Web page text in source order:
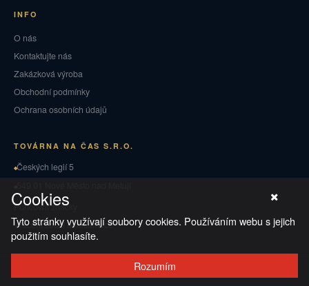
INFO
O nás
Kontaktujte nás
Zakázková výroba
Obchodní podmínky
Ochrana osobních údajů
TOVÁRNA NA ČAS S.R.O.
Českých legií 5
Puncovní značky
Vrácení zboží a reklamace
Ochrana osobních údajů
Cookies
Tyto stránky využívají soubory cookies. Používáním webu s jejich
použitím souhlasíte.
Rozumím